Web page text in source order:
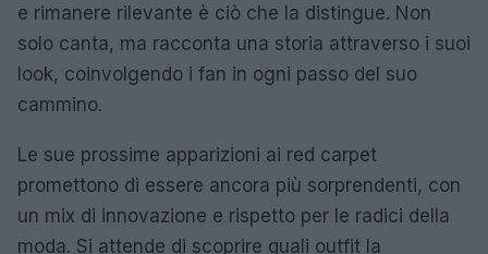
e rimanere rilevante è ciò che la distingue. Non
solo canta, ma racconta una storia attraverso i suoi
look, coinvolgendo i fan in ogni passo del suo
cammino.
Le sue prossime apparizioni ai red carpet
promettono di essere ancora più sorprendenti, con
un mix di innovazione e rispetto per le radici della
moda. Si attende di scoprire quali outfit la